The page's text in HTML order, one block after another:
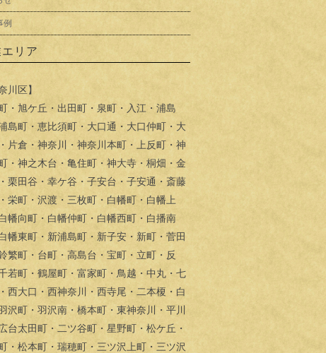
例
リア
川区】
・旭ケ丘・出田町・泉町・入江・浦島
島町・恵比須町・大口通・大口仲町・大
片倉・神奈川・神奈川本町・上反町・神
・神之木台・亀住町・神大寺・桐畑・金
栗田谷・幸ケ谷・子安台・子安通・斎藤
栄町・沢渡・三枚町・白幡町・白幡上
幡向町・白幡仲町・白幡西町・白播南
幡東町・新浦島町・新子安・新町・菅田
繁町・台町・高島台・宝町・立町・反
若町・鶴屋町・富家町・鳥越・中丸・七
西大口・西神奈川・西寺尾・二本榎・白
沢町・羽沢南・橋本町・東神奈川・平川
台太田町・二ツ谷町・星野町・松ケ丘・
・松本町・瑞穂町・三ツ沢上町・三ツ沢